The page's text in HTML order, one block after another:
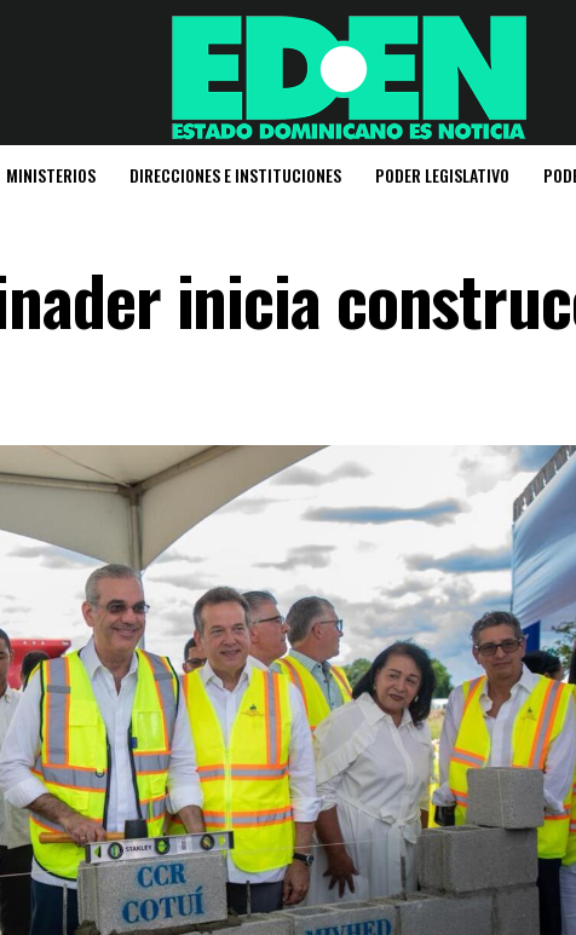
MINISTERIOS DIRECCIONES E INSTITUCIONES PODER LEGISLATIVO
inicia